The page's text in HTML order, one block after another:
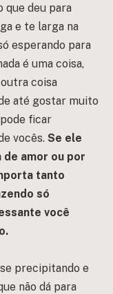
que deu para
e te larga na
esperando para
é uma coisa,
coisa
até gostar muito
ficar
vocês. Se ele
amor ou por
tanto
só
você
precipitando e
não dá para